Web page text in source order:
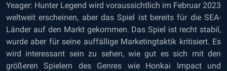
Yeager: Hunter Legend wird voraussichtlich im Februar 2023
weltweit erscheinen, aber das Spiel ist bereits für die SEA-
Länder auf den Markt gekommen. Das Spiel ist recht stabil,
wurde aber für seine auffällige Marketingtaktik kritisiert. Es
wird interessant sein zu sehen, wie gut es sich mit den
größeren Spielern des Genres wie Honkai Impact und